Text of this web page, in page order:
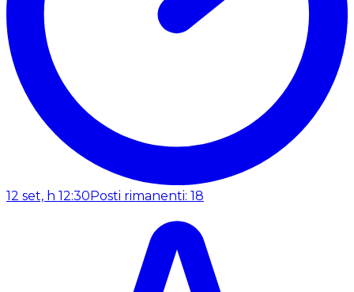
12 set, h 12:30Posti rimanenti: 18